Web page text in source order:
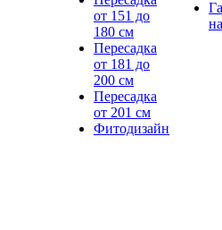
от 151 до
180 см
Пересадка
от 181 до
200 см
Пересадка
от 201 см
Фитодизайн